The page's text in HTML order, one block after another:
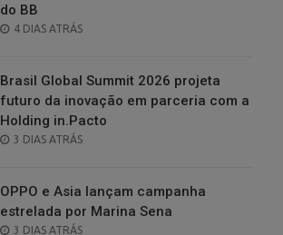
do BB
POSTED
4 DIAS ATRÁS
Brasil Global Summit 2026 projeta
futuro da inovação em parceria com a
Holding in.Pacto
POSTED
3 DIAS ATRÁS
OPPO e Asia lançam campanha
estrelada por Marina Sena
POSTED
3 DIAS ATRÁS